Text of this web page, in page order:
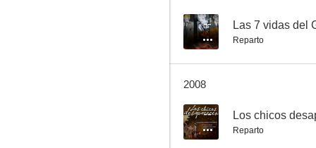
-- Las 7 vidas del
Reparto
2008
-- Los chicos
Reparto